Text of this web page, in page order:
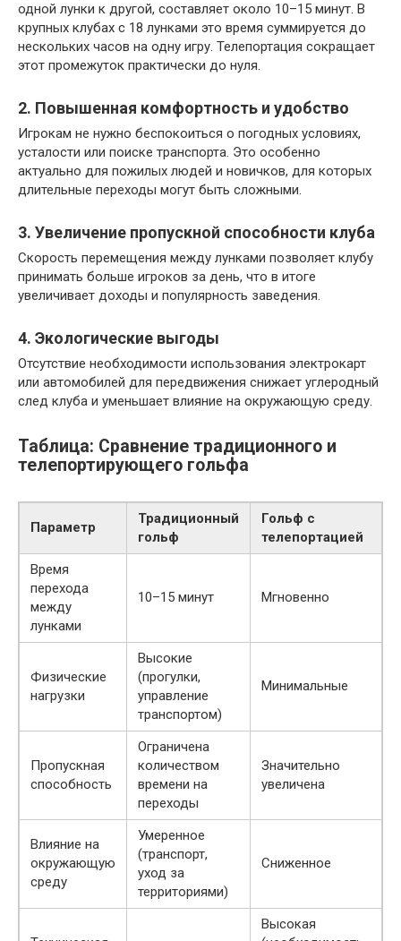
одной лунки к другой, составляет около 10–15 минут. В
крупных клубах с 18 лунками это время суммируется до
нескольких часов на одну игру. Телепортация сокращает
этот промежуток практически до нуля.
2. Повышенная комфортность и удобство
Игрокам не нужно беспокоиться о погодных условиях,
усталости или поиске транспорта. Это особенно
актуально для пожилых людей и новичков, для которых
длительные переходы могут быть сложными.
3. Увеличение пропускной способности клуба
Скорость перемещения между лунками позволяет клубу
принимать больше игроков за день, что в итоге
увеличивает доходы и популярность заведения.
4. Экологические выгоды
Отсутствие необходимости использования электрокарт
или автомобилей для передвижения снижает углеродный
след клуба и уменьшает влияние на окружающую среду.
Таблица: Сравнение традиционного и
телепортирующего гольфа
Параметр
Традиционный
гольф
Гольф с
телепортацией
Время
перехода
между
лунками
10–15 минут Мгновенно
Физические
нагрузки
Высокие
(прогулки,
управление
транспортом)
Минимальные
Пропускная
способность
Ограничена
количеством
времени на
переходы
Значительно
увеличена
Влияние на
окружающую
среду
Умеренное
(транспорт,
уход за
территориями)
Сниженное
Высокая